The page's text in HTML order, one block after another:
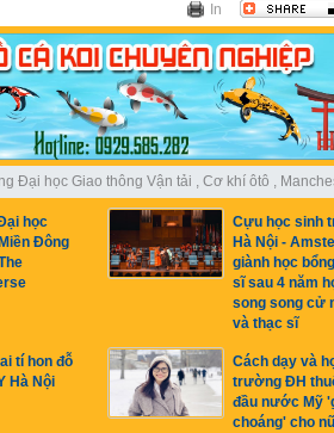
In
Đại học Giao thông Vận tải , Cơ khí ôtô ,
học
Đông
Cựu học sinh
Hà Nội -
giành học
sĩ sau 4 năm
song song cử
và thạc sĩ
tí hon đỗ
Hà Nội
Cách dạy và
trường ĐH
đầu nước Mỹ
choáng' cho